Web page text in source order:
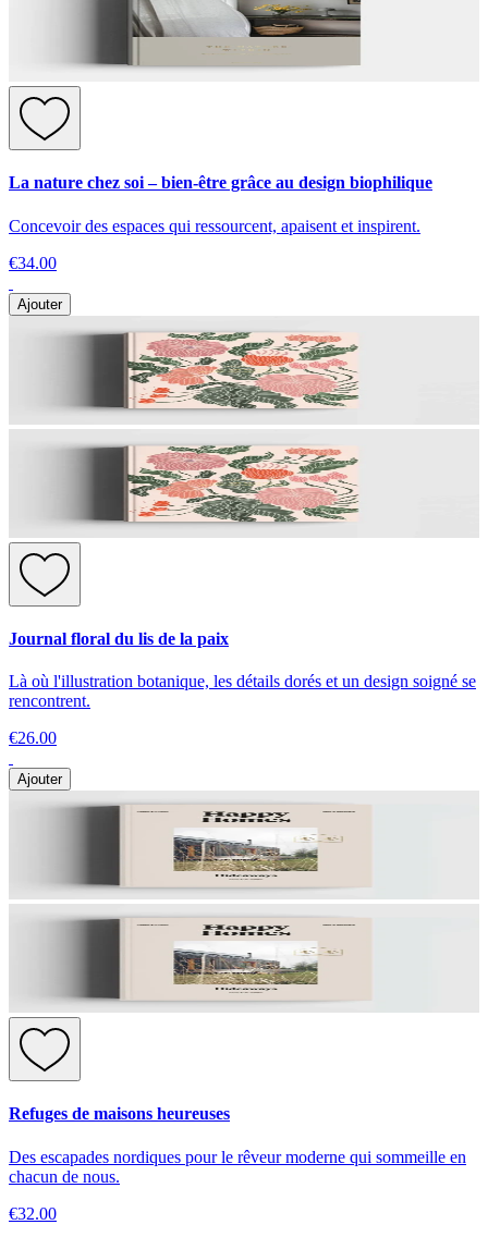
La nature chez soi – bien-être grâce au design biophilique
Concevoir des espaces qui ressourcent, apaisent et inspirent.
€34.00
Ajouter
Journal floral du lis de la paix
Là où l'illustration botanique, les détails dorés et un design soigné se
rencontrent.
€26.00
Ajouter
Refuges de maisons heureuses
Des escapades nordiques pour le rêveur moderne qui sommeille en
chacun de nous.
€32.00